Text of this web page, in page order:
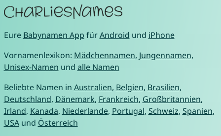
Eure Babynamen App fürAndroid und iPhone
Vornamenlexikon: Mädchennamen, Jungennamen,
Unisex-Namen und alle Namen
Beliebte Namen in Australien, Belgien, Brasilien,
Deutschland, Dänemark, Frankreich, Großbritannien,
Irland, Kanada, Niederlande, Portugal, Schweiz, Spanien,
USAund Österreich